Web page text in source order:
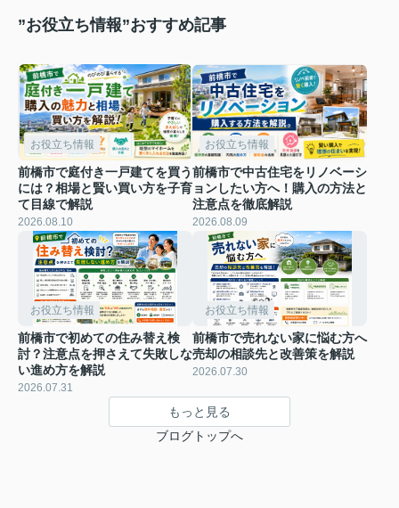
”お役立ち情報”おすすめ記事
お役立ち情報
前橋市で庭付き一戸建てを買う
には？相場と賢い買い方を子育
て目線で解説
2026.08.10
お役立ち情報
前橋市で中古住宅をリノベーシ
ョンしたい方へ！購入の方法と
注意点を徹底解説
2026.08.09
お役立ち情報
前橋市で初めての住み替え検
討？注意点を押さえて失敗しな
い進め方を解説
2026.07.31
お役立ち情報
前橋市で売れない家に悩む方へ
売却の相談先と改善策を解説
2026.07.30
もっと見る
ブログトップへ